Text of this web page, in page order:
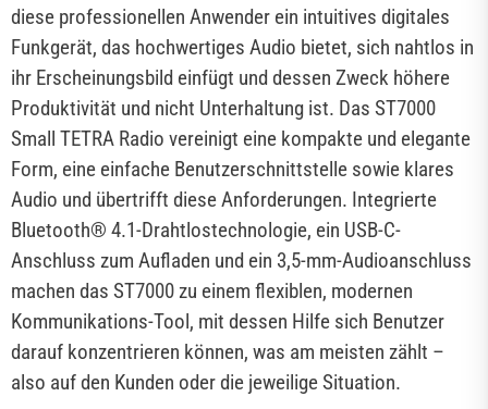
diese professionellen Anwender ein intuitives digitales
Funkgerät, das hochwertiges Audio bietet, sich nahtlos in
ihr Erscheinungsbild einfügt und dessen Zweck höhere
Produktivität und nicht Unterhaltung ist. Das ST7000
Small TETRA Radio vereinigt eine kompakte und elegante
Form, eine einfache Benutzerschnittstelle sowie klares
Audio und übertrifft diese Anforderungen. Integrierte
Bluetooth® 4.1-Drahtlostechnologie, ein USB-C-
Anschluss zum Aufladen und ein 3,5-mm-Audioanschluss
machen das ST7000 zu einem flexiblen, modernen
Kommunikations-Tool, mit dessen Hilfe sich Benutzer
darauf konzentrieren können, was am meisten zählt –
also auf den Kunden oder die jeweilige Situation.